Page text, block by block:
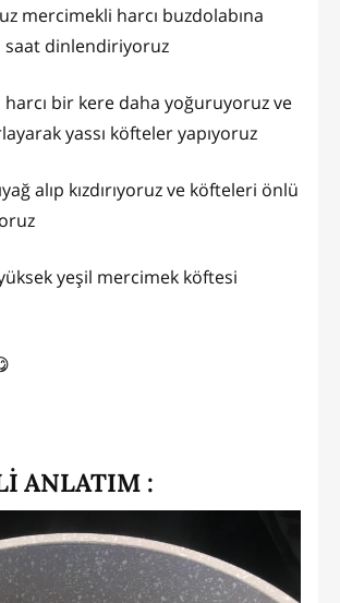
mercimekli harcı buzdolabına
saat dinlendiriyoruz
harcı bir kere daha yoğuruyoruz ve
yassı köfteler yapıyoruz
alıp kızdırıyoruz ve köfteleri önlü
yeşil mercimek köftesi
ANLATIM :